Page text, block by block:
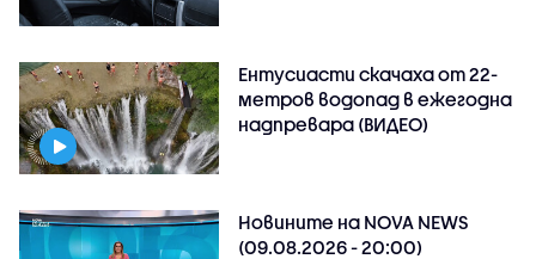
Ентусиасти скачаха от 22-
метров водопад в ежегодна
надпревара (ВИДЕО)
Новините на NOVA NEWS
(09.08.2026 - 20:00)